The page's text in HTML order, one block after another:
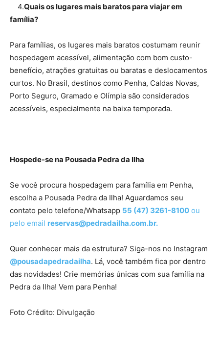
4.Quais os lugares mais baratos para viajar em
família?
Para famílias, os lugares mais baratos costumam reunir
hospedagem acessível, alimentação com bom custo-
benefício, atrações gratuitas ou baratas e deslocamentos
curtos. No Brasil, destinos como Penha, Caldas Novas,
Porto Seguro, Gramado e Olímpia são considerados
acessíveis, especialmente na baixa temporada.
Hospede-se na Pousada Pedra da Ilha
Se você procura hospedagem para família em Penha,
escolha a Pousada Pedra da Ilha! Aguardamos seu
contato pelo telefone/Whatsapp 55 (47) 3261-8100 ou
pelo email reservas@pedradailha.com.br.
Quer conhecer mais da estrutura? Siga-nos no Instagram
@pousadapedradailha. Lá, você também fica por dentro
das novidades! Crie memórias únicas com sua família na
Pedra da Ilha! Vem para Penha!
Foto Crédito: Divulgação